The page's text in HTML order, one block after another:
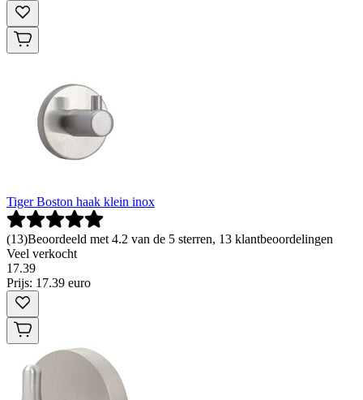
Tiger Boston haak klein inox
(13)Beoordeeld met 4.2 van de 5 sterren, 13 klantbeoordelingen
Veel verkocht
17.39
Prijs: 17.39 euro